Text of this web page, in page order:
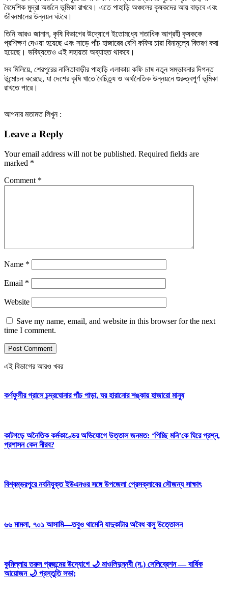
বৈদেশিক মুদ্রা অর্জনে ভূমিকা রাখবে। এতে পাহাড়ি অঞ্চলের কৃষকদের আয় বাড়বে এবং
জীবনমানের উন্নয়ন ঘটবে।
তিনি আরও জানান, কৃষি বিভাগের উদ্যোগে ইতোমধ্যে শতাধিক আগ্রহী কৃষককে
প্রশিক্ষণ দেওয়া হয়েছে এবং সাড়ে পাঁচ হাজারের বেশি কফির চারা বিনামূল্যে বিতরণ করা
হয়েছে। ভবিষ্যতেও এই সহায়তা অব্যাহত থাকবে।
সব মিলিয়ে, শেরপুরের নালিতাবাড়ীর পাহাড়ি এলাকায় কফি চাষ নতুন সম্ভাবনার দিগন্ত
উন্মোচন করেছে, যা দেশের কৃষি খাতে বৈচিত্র্য ও অর্থনৈতিক উন্নয়নে গুরুত্বপূর্ণ ভূমিকা
রাখতে পারে।
আপনার মতামত লিখুন :
Leave a Reply
Your email address will not be published. Required fields are
marked *
Comment *
Name *
Email *
Website
Save my name, email, and website in this browser for the next
time I comment.
এই বিভাগের আরও খবর
কর্ণফুলীর গ্রাসে চন্দ্রঘোনার পাঁচ পাড়া, ঘর হারানোর শঙ্কায় হাজারো মানুষ
কাটগড়ে অনৈতিক কর্মকাণ্ডের অভিযোগে উত্তাল জনমত: ‘পিচ্ছি মনি’কে ঘিরে প্রশ্ন,
প্রশাসন কেন নীরব?
বিশ্বম্ভরপুরে নবনিযুক্ত ইউএনওর সঙ্গে উপজেলা প্রেসক্লাবের সৌজন্য সাক্ষাৎ
৬৬ মামলা, ৭০১ আসামি—তবুও থামেনি যাদুকাটার অবৈধ বালু উত্তোলন
কুমিল্লায় তরুন প্রজন্মের উদ্যোগে 🌙 মাওলিদুন্নবী (দ.) সেলিব্রেশন — বার্ষিক
আয়োজন 🌙 প্রস্তুতি সভা;